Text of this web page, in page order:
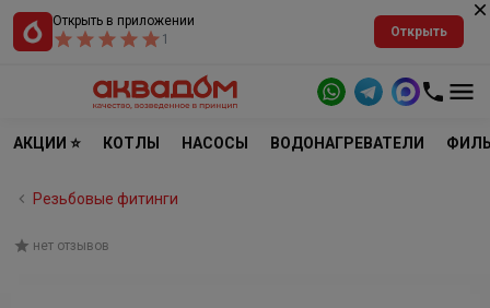
Открыть в приложении
1
Открыть
АКЦИИ ⭐ КОТЛЫ НАСОСЫ ВОДОНАГРЕВАТЕЛИ
Резьбовые фитинги
нет отзывов